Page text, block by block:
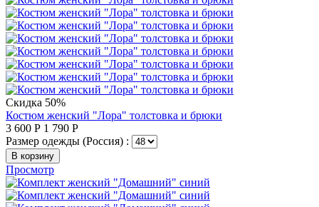
Скидка 50%
Костюм женский "Лора" толстовка и брюки
3 600 Р 1 790 Р
Размер одежды (Россия) :
В корзину
Просмотр